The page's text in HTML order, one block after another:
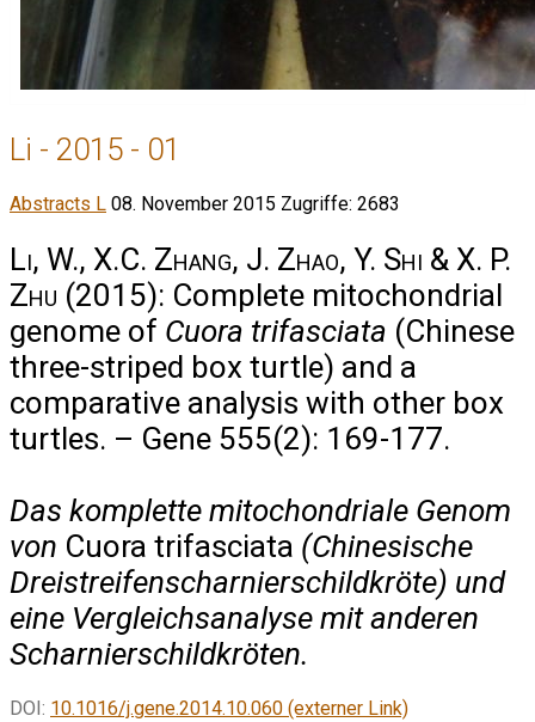
Li - 2015 - 01
Abstracts L 08. November 2015 Zugriffe: 2683
Li, W., X.C. Zhang, J. Zhao, Y. Shi & X. P.
Zhu (2015): Complete mitochondrial
genome of Cuora trifasciata (Chinese
three-striped box turtle) and a
comparative analysis with other box
turtles. – Gene 555(2): 169-177.
Das komplette mitochondriale Genom
von Cuora trifasciata (Chinesische
Dreistreifenscharnierschildkröte) und
eine Vergleichsanalyse mit anderen
Scharnierschildkröten.
DOI: 10.1016/j.gene.2014.10.060 (externer Link)